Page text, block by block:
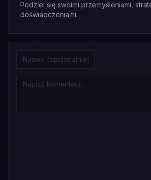
Podziel się swoimi przemyśleniami,
doświadczeniami.